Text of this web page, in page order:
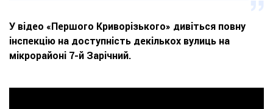
У відео «Першого Криворізького» дивіться повну
інспекцію на доступність декількох вулиць на
мікрорайоні 7-й Зарічний.